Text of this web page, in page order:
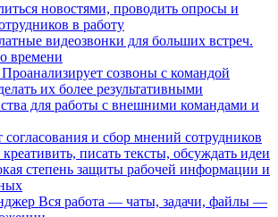
новостями, проводить опросы и
в работу
видеозвонки для больших встреч.
времени
Проанализирует созвоны с командой
их более результативными
для работы с внешними командами и
и сбор мнений сотрудников
писать тексты, обсуждать идеи
степень защиты рабочей информации и
Вся работа — чаты, задачи, файлы —